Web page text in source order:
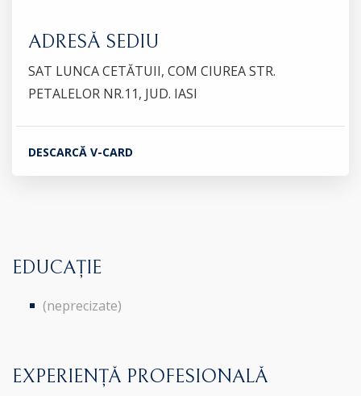
ADRESĂ SEDIU
SAT LUNCA CETĂTUII, COM CIUREA STR.
PETALELOR NR.11, JUD. IASI
DESCARCĂ V-CARD
EDUCAȚIE
(neprecizate)
EXPERIENȚĂ PROFESIONALĂ